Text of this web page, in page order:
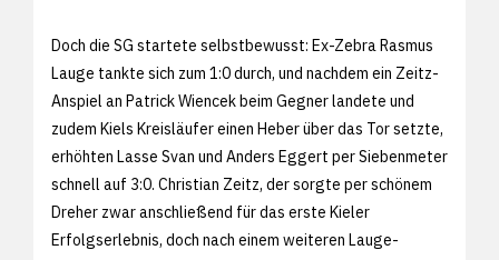
Doch die SG startete selbstbewusst: Ex-Zebra Rasmus
Lauge tankte sich zum 1:0 durch, und nachdem ein Zeitz-
Anspiel an Patrick Wiencek beim Gegner landete und
zudem Kiels Kreisläufer einen Heber über das Tor setzte,
erhöhten Lasse Svan und Anders Eggert per Siebenmeter
schnell auf 3:0. Christian Zeitz, der sorgte per schönem
Dreher zwar anschließend für das erste Kieler
Erfolgserlebnis, doch nach einem weiteren Lauge-